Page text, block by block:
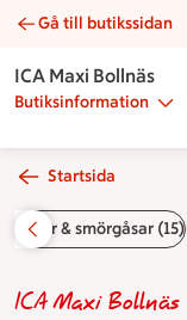
Baguetter & bröd |
Gå till butikssidan
ICA Maxi Bollnäs
Butiksinformation
Startsida
Mackor & smörgåsar (15)
ICA Maxi Bollnäs